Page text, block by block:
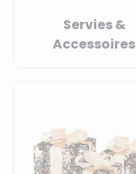
Servies &
Accessoires